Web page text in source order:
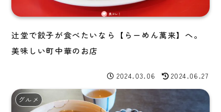
辻堂で餃子が食べたいなら【らーめん萬来】へ。
美味しい町中華のお店
2024.03.06 2024.06.27
グルメ